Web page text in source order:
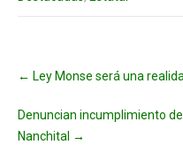
navigation
← Ley Monse será una
Denuncian incumplimiento
Nanchital →